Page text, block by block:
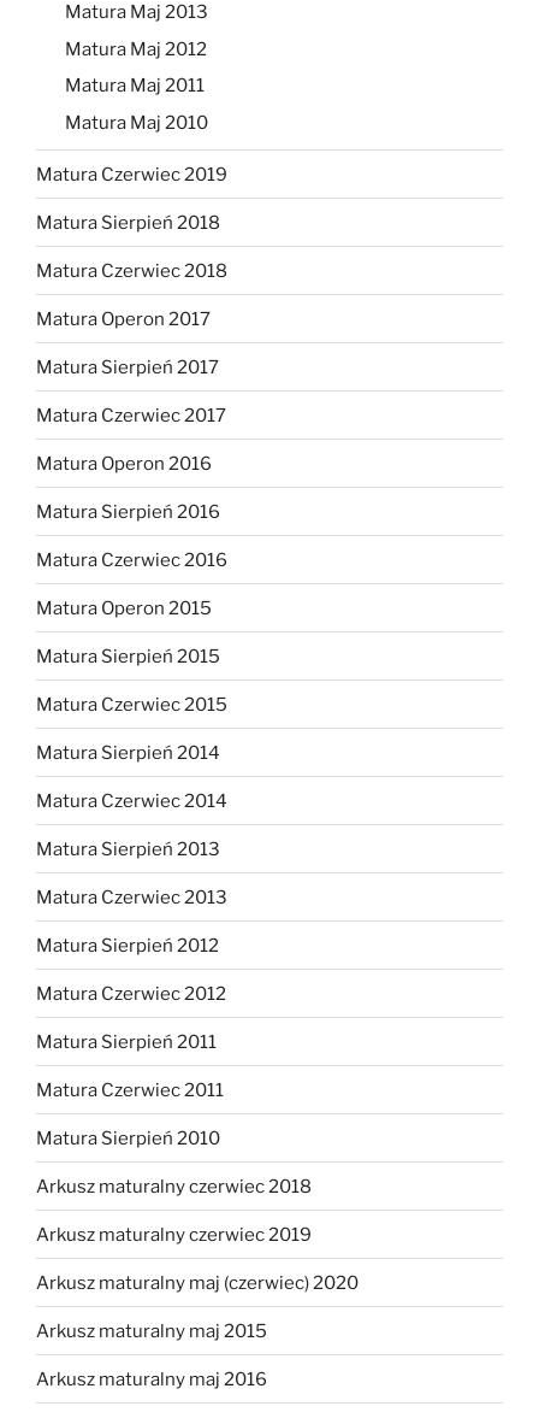
Matura Maj 2013
Matura Maj 2012
Matura Maj 2011
Matura Maj 2010
Matura Czerwiec 2019
Matura Sierpień 2018
Matura Czerwiec 2018
Matura Operon 2017
Matura Sierpień 2017
Matura Czerwiec 2017
Matura Operon 2016
Matura Sierpień 2016
Matura Czerwiec 2016
Matura Operon 2015
Matura Sierpień 2015
Matura Czerwiec 2015
Matura Sierpień 2014
Matura Czerwiec 2014
Matura Sierpień 2013
Matura Czerwiec 2013
Matura Sierpień 2012
Matura Czerwiec 2012
Matura Sierpień 2011
Matura Czerwiec 2011
Matura Sierpień 2010
Arkusz maturalny czerwiec 2018
Arkusz maturalny czerwiec 2019
Arkusz maturalny maj (czerwiec) 2020
Arkusz maturalny maj 2015
Arkusz maturalny maj 2016